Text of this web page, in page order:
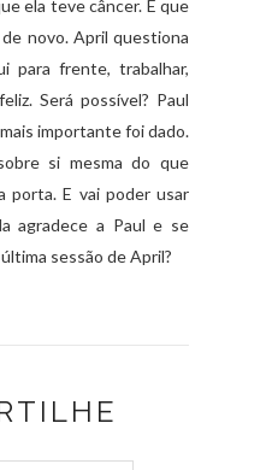
ela teve câncer. E que
novo. April questiona
para frente, trabalhar,
Será possível? Paul
importante foi dado.
si mesma do que
porta. E vai poder usar
agradece a Paul e se
sessão de April?